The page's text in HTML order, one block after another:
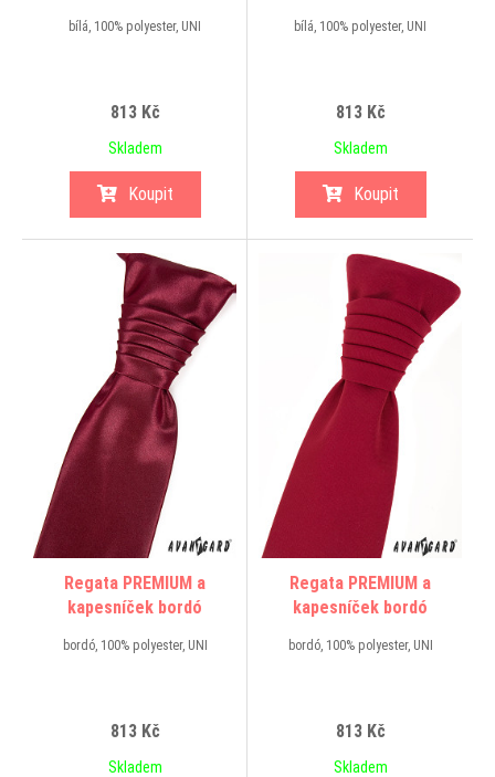
bílá, 100% polyester, UNI
813 Kč
Skladem
Koupit
bílá, 100% polyester, UNI
813 Kč
Skladem
Koupit
Regata PREMIUM a
kapesníček bordó
bordó, 100% polyester, UNI
813 Kč
Skladem
Regata PREMIUM a
kapesníček bordó
bordó, 100% polyester, UNI
813 Kč
Skladem